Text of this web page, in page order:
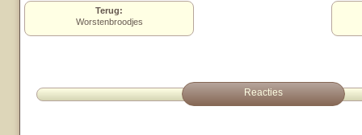
Terug:
Worstenbroodjes
Reacties